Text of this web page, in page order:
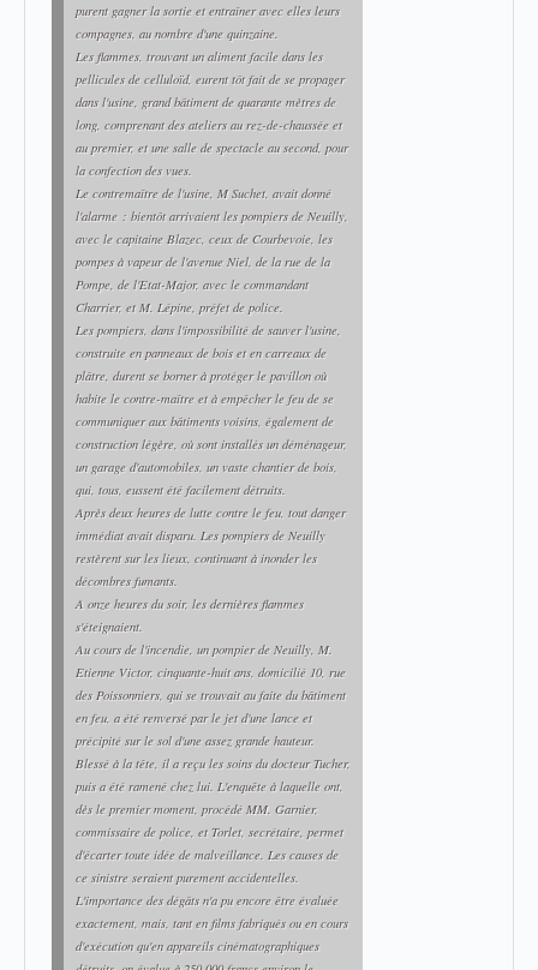
purent gagner la sortie et entraîner avec elles leurs
compagnes, au nombre d'une quinzaine.
Les flammes, trouvant un aliment facile dans les
pellicules de celluloïd, eurent tôt fait de se propager
dans l'usine, grand bâtiment de quarante mètres de
long, comprenant des ateliers au rez-de-chaussée et
au premier, et une salle de spectacle au second, pour
la confection des vues.
Le contremaître de l'usine, M Suchet, avait donné
l'alarme : bientôt arrivaient les pompiers de Neuilly,
avec le capitaine Blazec, ceux de Courbevoie, les
pompes à vapeur de l'avenue Niel, de la rue de la
Pompe, de l'Etat-Major, avec le commandant
Charrier, et M. Lépine, préfet de police.
Les pompiers, dans l'impossibilité de sauver l'usine,
construite en panneaux de bois et en carreaux de
plâtre, durent se borner à protéger le pavillon où
habite le contre-maître et à empêcher le feu de se
communiquer aux bâtiments voisins, également de
construction légère, où sont installés un déménageur,
un garage d'automobiles, un vaste chantier de bois,
qui, tous, eussent été facilement détruits.
Après deux heures de lutte contre le feu, tout danger
immédiat avait disparu. Les pompiers de Neuilly
restèrent sur les lieux, continuant à inonder les
décombres fumants.
A onze heures du soir, les dernières flammes
s'éteignaient.
Au cours de l'incendie, un pompier de Neuilly, M.
Etienne Victor, cinquante-huit ans, domicilié 10, rue
des Poissonniers, qui se trouvait au faite du bâtiment
en feu, a été renversé par le jet d'une lance et
précipité sur le sol d'une assez grande hauteur.
Blessé à la tête, il a reçu les soins du docteur Tucher,
puis a été ramené chez lui. L'enquête à laquelle ont,
dès le premier moment, procédé MM. Garnier,
commissaire de police, et Torlet, secrétaire, permet
d'écarter toute idée de malveillance. Les causes de
ce sinistre seraient purement accidentelles.
L'importance des dégâts n'a pu encore être évaluée
exactement, mais, tant en films fabriqués ou en cours
d'exécution qu'en appareils cinématographiques